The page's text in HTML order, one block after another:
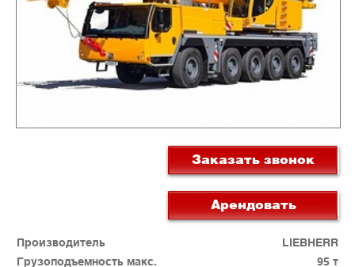
Заказать звонок
Арендовать
Производитель
LIEBHERR
Грузоподъемность макс.
95 т